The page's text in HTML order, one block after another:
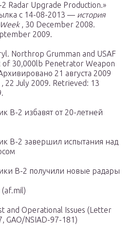
2 Radar Upgrade Production.»
с 14-08-2013 — история
, 30 December 2008.
2009.
Northrop Grumman and USAF
30,000lb Penetrator Weapon
21 августа 2009
, 22 July 2009. Retrieved: 13
B-2 избавят от 20-летней
B-2 завершил испытания над
B-2 получили новые радары
and Operational Issues (Letter
GAO/NSIAD-97-181)